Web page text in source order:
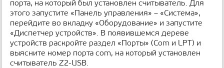
порта, на который был установлен считыватель. Для
этого запустите «Панель управления» – «Система»,
перейдите во вкладку «Оборудование» и запустите
«Диспетчер устройств». В появившемся дереве
устройств раскройте раздел «Порты» (Com и LPT) и
выясните номер порта com, на который установлен
считыватель Z2-USB.